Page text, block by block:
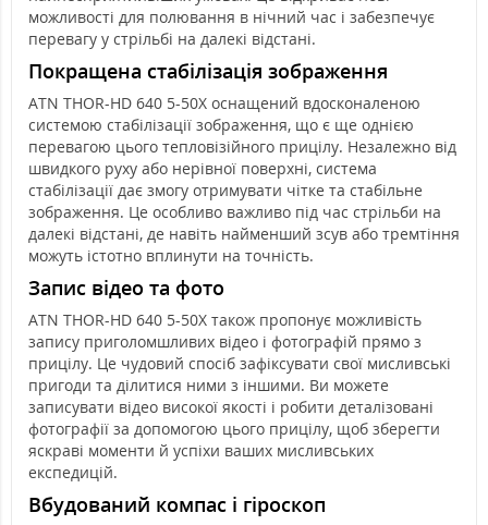
можливості для полювання в нічний час і забезпечує
перевагу у стрільбі на далекі відстані.
Покращена стабілізація зображення
ATN THOR-HD 640 5-50X оснащений вдосконаленою
системою стабілізації зображення, що є ще однією
перевагою цього тепловізійного прицілу. Незалежно від
швидкого руху або нерівної поверхні, система
стабілізації дає змогу отримувати чітке та стабільне
зображення. Це особливо важливо під час стрільби на
далекі відстані, де навіть найменший зсув або тремтіння
можуть істотно вплинути на точність.
Запис відео та фото
ATN THOR-HD 640 5-50X також пропонує можливість
запису приголомшливих відео і фотографій прямо з
прицілу. Це чудовий спосіб зафіксувати свої мисливські
пригоди та ділитися ними з іншими. Ви можете
записувати відео високої якості і робити деталізовані
фотографії за допомогою цього прицілу, щоб зберегти
яскраві моменти й успіхи ваших мисливських
експедицій.
Вбудований компас і гіроскоп